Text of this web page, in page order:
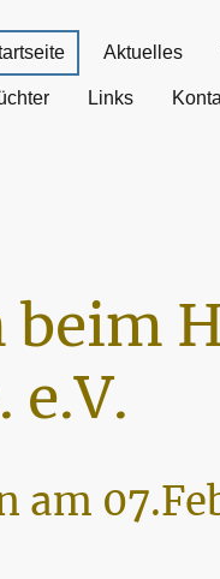
Aktuelles
Links
am